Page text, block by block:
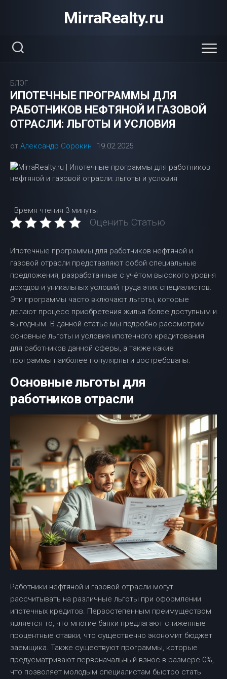
MirraRealty.ru
БЛОГ
ИПОТЕЧНЫЕ ПРОГРАММЫ ДЛЯ
РАБОТНИКОВ НЕФТЯНОЙ И ГАЗОВОЙ
ОТРАСЛИ: ЛЬГОТЫ И УСЛОВИЯ
от Александр Сорокин 19.02.2025
Время чтения 3 минуты
Оценить Статью
Ипотечные программы для работников нефтяной и
газовой отрасли представляют собой специальные
предложения, разработанные с учётом высокого уровня
доходов и уникальных условий труда этих специалистов.
Эти программы часто включают льготы, которые
делают процесс приобретения жилья более доступным и
выгодным. В данной статье мы подробно рассмотрим
основные льготы и условия ипотечного кредитования
для работников данной сферы, а также какие
программы наиболее популярны и востребованы.
Основные льготы для
работников отрасли
Работники нефтяной и газовой отрасли могут
рассчитывать на различные льготы при оформлении
ипотечных кредитов. Первостепенным преимуществом
является то, что многие банки предлагают сниженные
процентные ставки, что существенно экономит бюджет
заемщика. Также существуют программы, которые
предусматривают первоначальный взнос в размере 0%,
что позволяет молодым специалистам быстро стать